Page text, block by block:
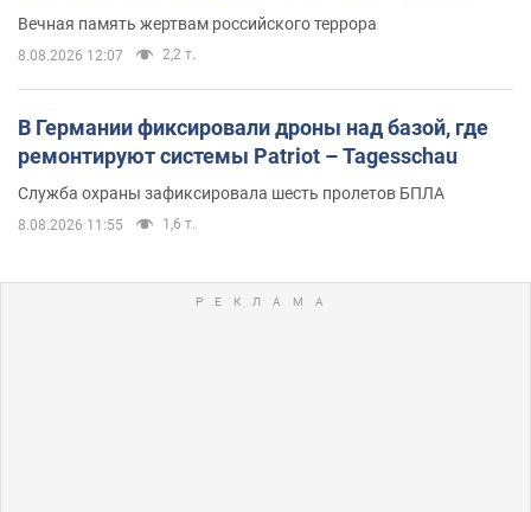
Вечная память жертвам российского террора
8.08.2026 12:07 2,2 т.
В Германии фиксировали дроны над базой, где
ремонтируют системы Patriot – Tagesschau
Служба охраны зафиксировала шесть пролетов БПЛА
8.08.2026 11:55 1,6 т.